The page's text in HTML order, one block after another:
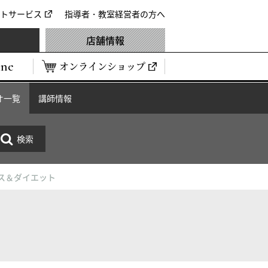
サービス 指導者・教室経営者の方へ
オンラインショップ
店舗情報
一覧 講師情報
＆ダイエット